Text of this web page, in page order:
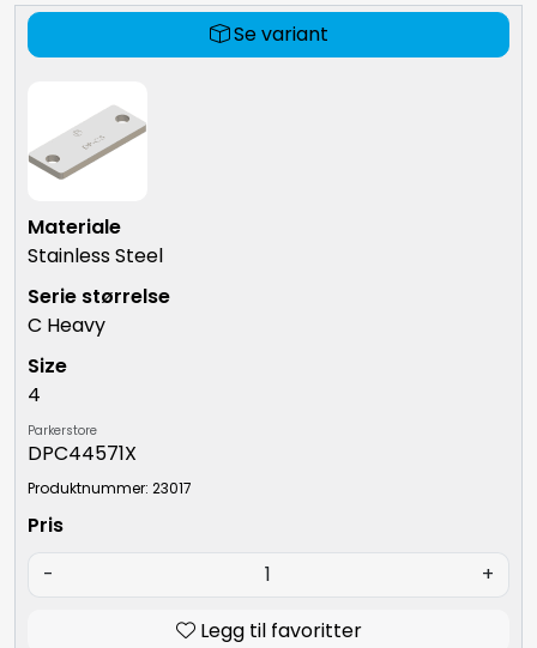
Se variant
Stainless Steel
C Heavy
4
Parkerstore
DPC44571X
Produktnummer: 23017
- +
Legg til favoritter